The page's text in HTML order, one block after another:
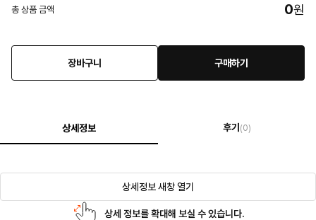
총 상품 금액 0원
장바구니 구매하기
상세정보 후기 (0)
상세정보 새창 열기
상세 정보를 확대해 보실 수 있습니다.